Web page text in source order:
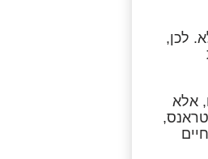
או לא. לכן,
אלא
טראנס,